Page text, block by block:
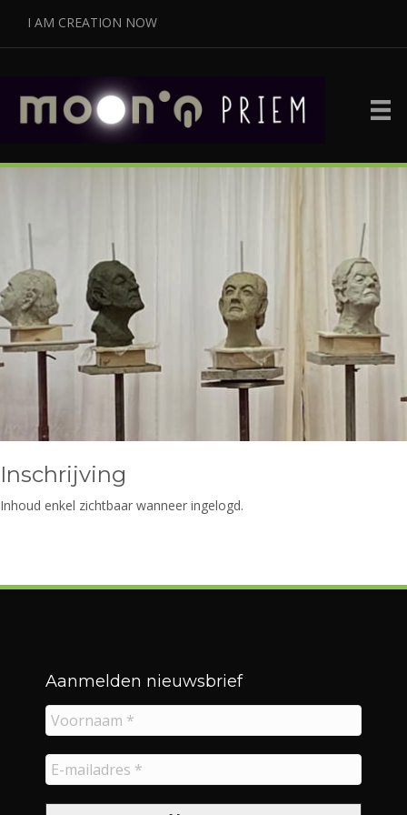
I AM CREATION NOW
Inschrijving
Inhoud enkel zichtbaar wanneer ingelogd.
Aanmelden nieuwsbrief